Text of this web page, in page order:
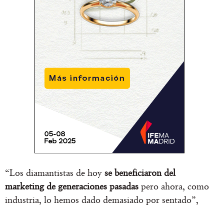
“Los diamantistas de hoy se beneficiaron del
marketing de generaciones pasadas pero ahora, como
industria, lo hemos dado demasiado por sentado”,